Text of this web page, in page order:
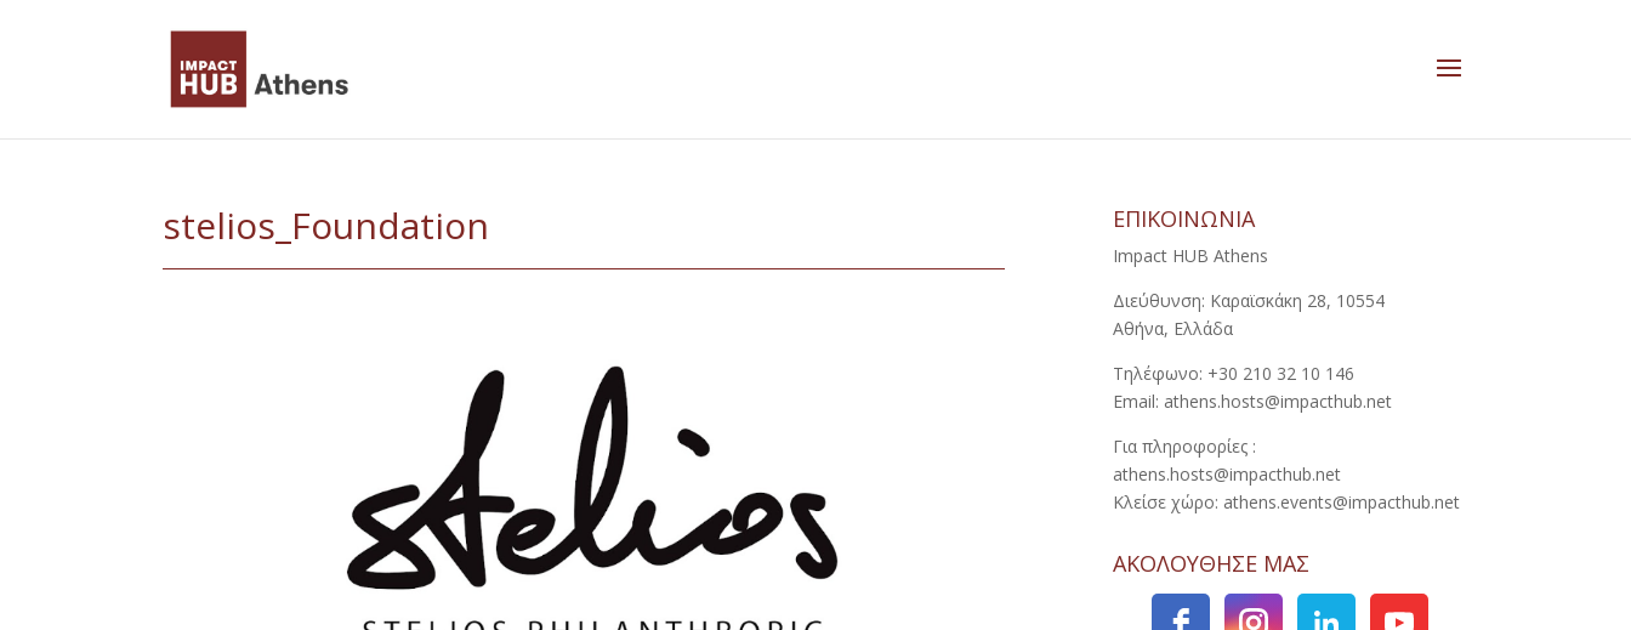
stelios_Foundation ΕΠΙΚΟΙΝΩΝΙΑ
Impact HUB Athens
Διεύθυνση: Καραϊσκάκη 28, 10554
Αθήνα, Ελλάδα
Τηλέφωνο: +30 210 32 10 146
Email: athens.hosts@impacthub.net
Για πληροφορίες :
athens.hosts@impacthub.net
Κλείσε χώρο: athens.events@impacthub.net
ΑΚΟΛΟΥΘΗΣΕ ΜΑΣ